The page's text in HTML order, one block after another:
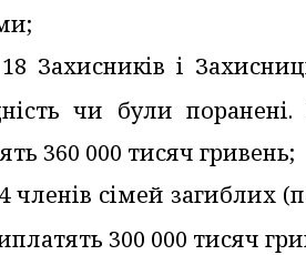
18 Захисників і
чи були
360 000 тисяч гривень;
4 членів сімей загиблих
300 000 тисяч